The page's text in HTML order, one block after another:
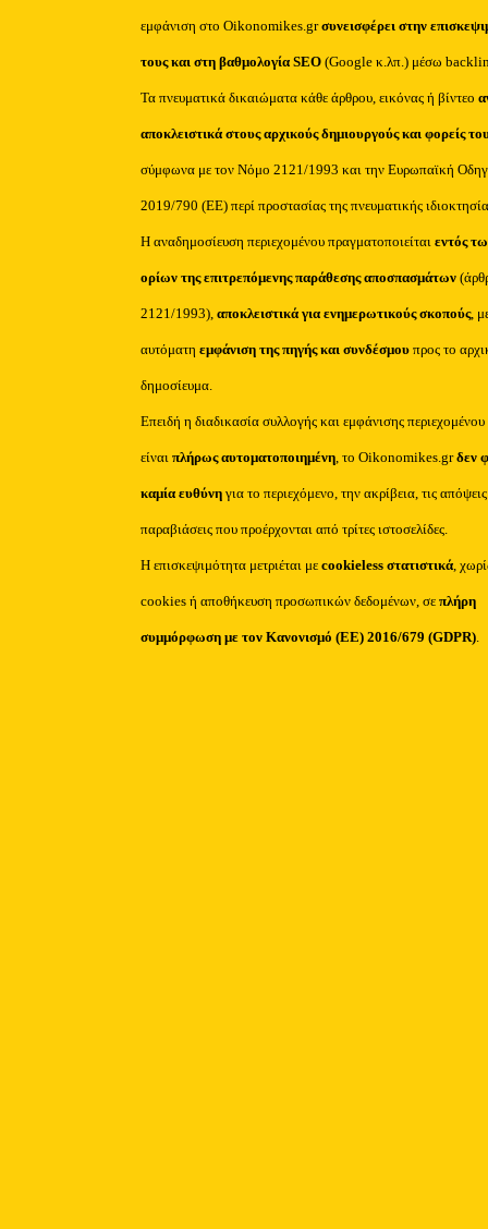
εμφάνιση στο Oikonomikes.grσυνεισφέρει στην
τους και στη βαθμολογία SEO (Google κ.λπ.) μέσω
Τα πνευματικά δικαιώματα κάθε άρθρου, εικόνας ή βίντεο
αποκλειστικά στους αρχικούς δημιουργούς και φορείς
σύμφωνα με τον Νόμο 2121/1993 και την Ευρωπαϊκή
2019/790 (ΕΕ) περί προστασίας της πνευματικής
Η αναδημοσίευση περιεχομένου πραγματοποιείταιεντός
ορίων της επιτρεπόμενης παράθεσης αποσπασμάτων
2121/1993), αποκλειστικά για ενημερωτικούς σκοπούς,
αυτόματηεμφάνιση της πηγής και συνδέσμου προς το
δημοσίευμα.
Επειδή η διαδικασία συλλογής και εμφάνισης περιεχομένου
είναιπλήρως αυτοματοποιημένη, το Oikonomikes.grδεν
καμία ευθύνη για το περιεχόμενο, την ακρίβεια, τις
παραβιάσεις που προέρχονται από τρίτες ιστοσελίδες.
Η επισκεψιμότητα μετριέται μεcookieless στατιστικά,
cookies ή αποθήκευση προσωπικών δεδομένων, σεπλήρη
συμμόρφωση με τον Κανονισμό (ΕΕ) 2016/679 (GDPR).